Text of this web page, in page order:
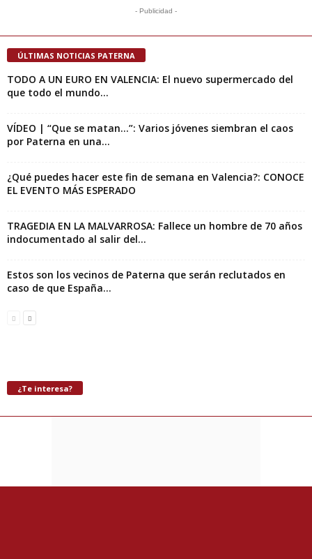
- Publicidad -
ÚLTIMAS NOTICIAS PATERNA
TODO A UN EURO EN VALENCIA: El nuevo supermercado del
que todo el mundo...
VÍDEO | “Que se matan…”: Varios jóvenes siembran el caos
por Paterna en una...
¿Qué puedes hacer este fin de semana en Valencia?: CONOCE
EL EVENTO MÁS ESPERADO
TRAGEDIA EN LA MALVARROSA: Fallece un hombre de 70 años
indocumentado al salir del...
Estos son los vecinos de Paterna que serán reclutados en
caso de que España...
¿Te interesa?